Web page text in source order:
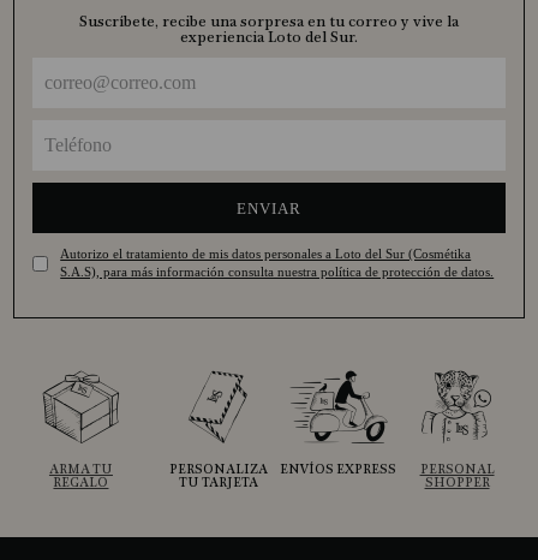
Suscríbete, recibe una sorpresa en tu correo y vive la
experiencia Loto del Sur.
ENVIAR
Autorizo el tratamiento de mis datos personales a Loto del Sur (Cosmétika
S.A.S), para más información consulta nuestra política de protección de datos.
ARMA TU
REGALO
PERSONALIZA
TU TARJETA
ENVÍOS EXPRESS
PERSONAL
SHOPPER